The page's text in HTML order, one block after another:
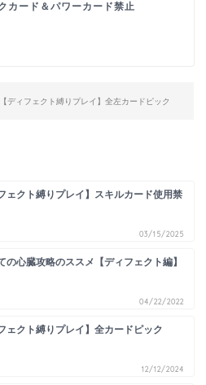
カード＆パワーカード禁止
【ディフェクト縛りプレイ】全左カードピック
ェクト縛りプレイ】スキルカード使用禁
03/15/2025
の心臓攻略のススメ【ディフェクト編】
04/22/2022
ェクト縛りプレイ】全カードピック
12/12/2024